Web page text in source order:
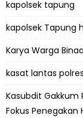
kapolsek tapung
kapolsek Tapung
Karya Warga
kasat lantas
Kasubdit Gakkum
Fokus Penegakan